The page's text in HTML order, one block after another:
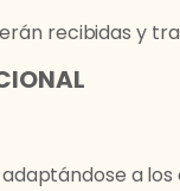
recibidas y
a